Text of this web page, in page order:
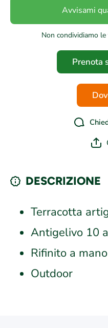
Avvisami
Non condividiamo
Prenota
DESCRIZIONE
Terracotta
Antigelivo 10
Rifinito a mano
Outdoor